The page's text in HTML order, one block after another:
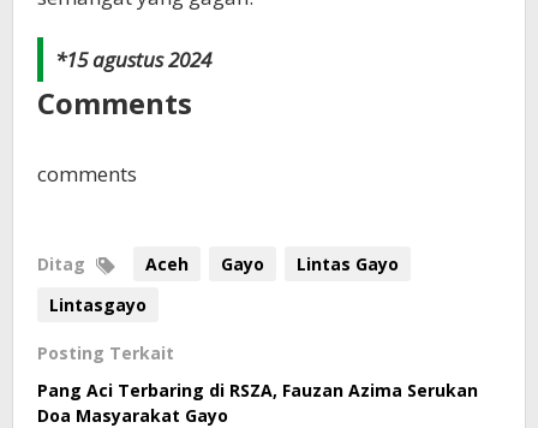
*15 agustus 2024
Comments
comments
Ditag Aceh Gayo
Lintas Gayo
Lintasgayo
Posting Terkait
Pang Aci Terbaring di RSZA, Fauzan Azima Serukan
Doa Masyarakat Gayo